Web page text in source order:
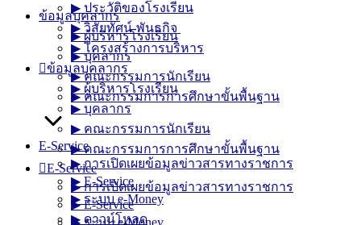
▶︎ ประวัติของโรงเรียน
▶︎ วิสัยทัศน์-พันธกิจ
▶︎ โครงสร้างการบริหาร
ข้อมูลบุคลากร
▶︎ ผู้บริหารโรงเรียน
▶︎ บุคลากร
▶︎ คณะกรรมการนักเรียน
▶︎ คณะกรรมการการศึกษาขั้นพื้นฐาน
E-Service
▶︎ การเปิดเผยข้อมูลข่าวสารทางราชการ
▶︎ E-Service
▶︎ ระบบ e-Money
ข้อมูลบุคลากร
▶︎ ผู้บริหารโรงเรียน
▶︎ บุคลากร
▶︎ คณะกรรมการนักเรียน
▶︎ คณะกรรมการการศึกษาขั้นพื้นฐาน
E-Service
▶︎ การเปิดเผยข้อมูลข่าวสารทางราชการ
▶︎ E-Service
▶︎ ระบบ e-Money
▶︎ ดาวน์โหลด